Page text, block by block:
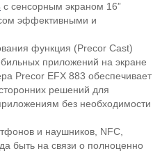
с сенсорным экраном 16”
эффективными и
функция (Precor Cast)
приложений на экране
Precor EFX 883 обеспечивает
решений для
без необходимости
и наушников, NFC,
быть на связи о полноценно